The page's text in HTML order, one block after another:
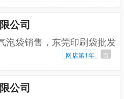
公司
泡袋销售，东莞印刷袋批发
网店第1年 百
公司